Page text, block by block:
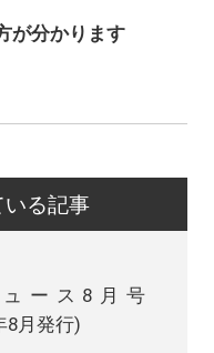
が分かります
いる記事
ュース8月号
8月発行)